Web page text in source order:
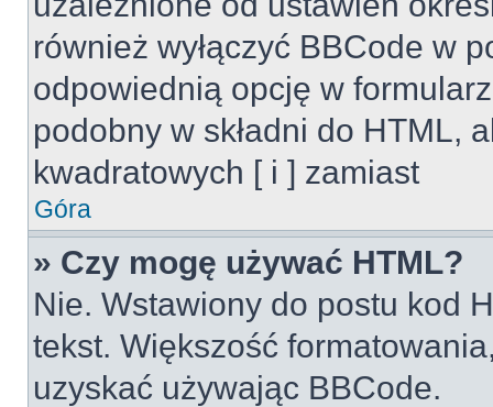
również wyłączyć BBCode w
odpowiednią opcję w
podobny w składni do HTML,
kwadratowych [ i ] zamiast
Góra
» Czy mogę używać HTML?
Nie. Wstawiony do postu kod
tekst. Większość
uzyskać używając BBCode.